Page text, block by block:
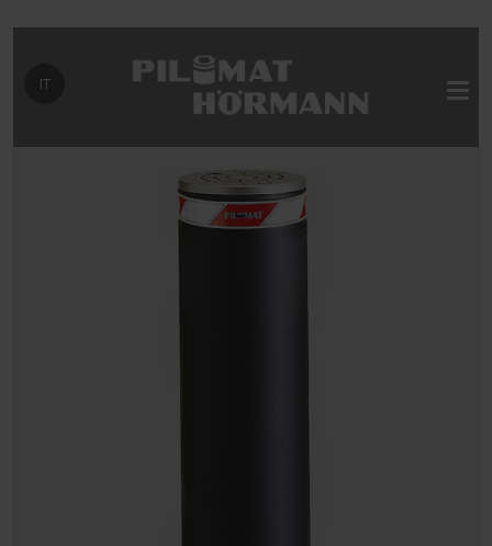
Seleziona la tua lingua
IT